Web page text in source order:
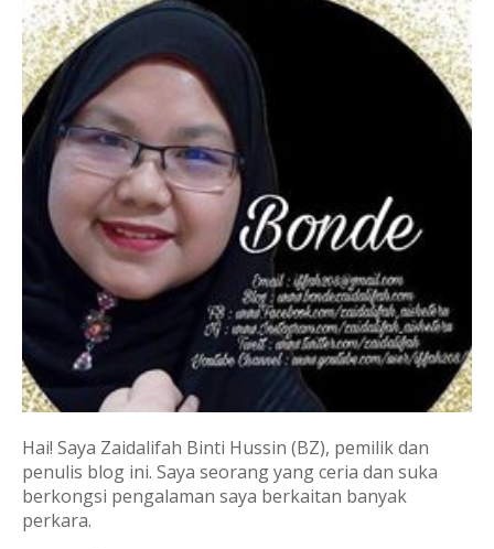
Hai! Saya Zaidalifah Binti Hussin (BZ), pemilik dan
penulis blog ini. Saya seorang yang ceria dan suka
berkongsi pengalaman saya berkaitan banyak
perkara.